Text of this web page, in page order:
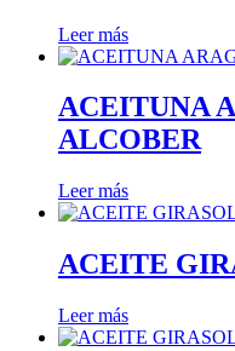
Leer más
ACEITUNA
ALCOBER
Leer más
ACEITE
Leer más